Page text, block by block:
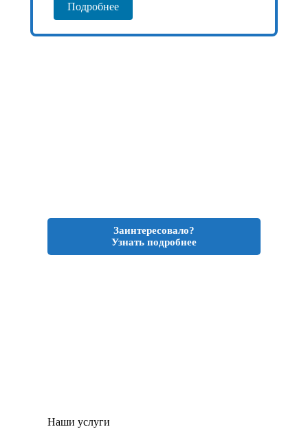
Подробнее
Заинтересовало?
Узнать подробнее
Наши услуги